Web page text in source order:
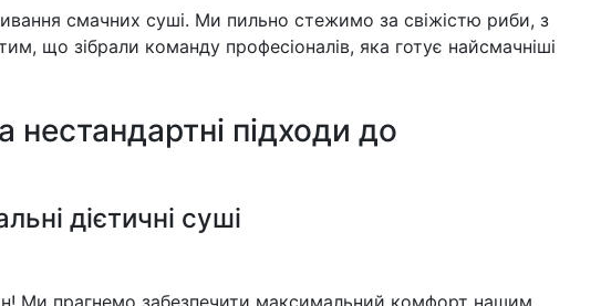
смачних суші. Ми пильно стежимо за свіжістю риби, з
що зібрали команду професіоналів, яка готує найсмачніші
нестандартні підходи до
дієтичні суші